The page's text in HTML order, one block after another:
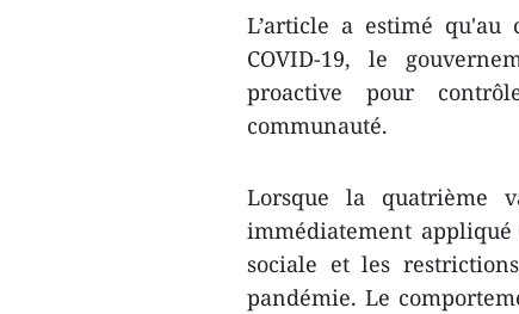
L’article a estimé
COVID-19, le
proactive pour
communauté.
Lorsque la quatrième
immédiatement
sociale et les
pandémie. Le